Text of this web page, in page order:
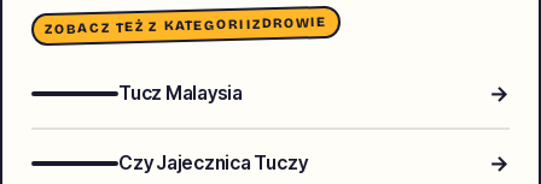
ZOBACZ TEŻ Z KATEGORIIZDROWIE
Tucz Malaysia →
Czy Jajecznica Tuczy →